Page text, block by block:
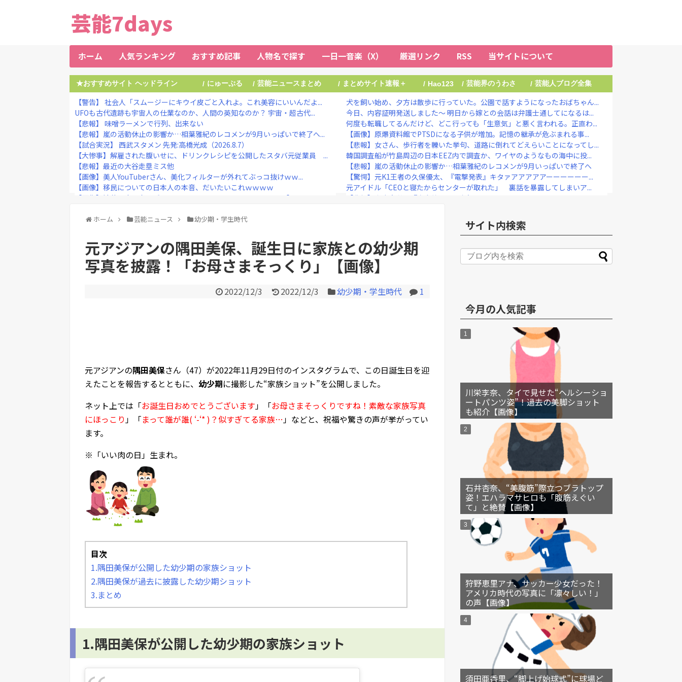
芸能7days
ホーム 人気ランキング おすすめ記事 人物名で探す 一日一音楽（X） 厳選リンク RSS 当サイトについて
★おすすめサイト ヘッドライン / にゅーぷる / 芸能ニュースまとめ / まとめサイト速報＋ / Hao123 / 芸能界のうわさ / 芸能人ブログ全集
【警告】 社会人「スムージーにキウイ皮ごと入れよ。これ美容にいいんだよ...
UFOも古代遺跡も宇宙人の仕業なのか、人間の英知なのか？ 宇宙・超古代...
【悲報】 味噌ラーメンで行列、出来ない
【悲報】嵐の活動休止の影響か…相葉雅紀のレコメンが9月いっぱいで終了へ...
【試合実況】 西武スタメン 先発:高橋光成（2026.8.7）
【大惨事】解雇された腹いせに、ドリンクレシピを公開したスタバ元従業員 ...
【悲報】最近の大谷走塁ミス他
【画像】美人YouTuberさん、美化フィルターが外れてぶっコ抜けｗｗ...
【画像】移民についての日本人の本音、だいたいこれｗｗｗｗ
【画像】渋谷に古き良きギャル、現るｗｗｗｗｗｗｗｗｗｗｗｗ 【Pick...
【動画】動きがキレッキレすぎるJKアイドル、見つかるｗｗｗｗ
Powered by livedoor 相互RSS
犬を飼い始め、夕方は散歩に行っていた。公園で話すようになったおばちゃん...
今日、内容証明発送しました～ 明日から嫁との会話は弁護士通してになるは...
何度も転職してるんだけど、どこ行っても「生意気」と悪く言われる。正直わ...
【画像】原爆資料館でPTSDになる子供が増加。記憶の継承が危ぶまれる事...
【悲報】女さん、歩行者を轢いた挙句、道路に倒れてどえらいことになってし...
韓国調査船が竹島周辺の日本EEZ内で調査か、ワイヤのようなもの海中に投...
【悲報】嵐の活動休止の影響か…相葉雅紀のレコメンが9月いっぱいで終了へ
【驚愕】元K1王者の久保優太、『電撃発表』キタァアアアアアーーーーーー...
元アイドル「CEOと寝たからセンターが取れた」 裏話を暴露してしまいア...
【悲報】東京大学、『完全終了』のお知らせ・・・・
“テレビ大好き”高齢者の｢テレビ離れ｣が始まった…10代後半～20代の...
Powered by livedoor 相互RSS
ホーム 芸能ニュース 幼少期・学生時代
元アジアンの隅田美保、誕生日に家族との幼少期
写真を披露！「お母さまそっくり」【画像】
2022/12/3 2022/12/3 幼少期・学生時代 1
元アジアンの隅田美保さん（47）が2022年11月29日付のインスタグラムで、この日誕生日を迎
えたことを報告するとともに、 幼少期に撮影した“家族ショット”を公開しました。
ネット上では「お誕生日おめでとうございます 」「お母さまそっくりですね！素敵な家族写真
にほっこり 」「まって誰が誰( ‘-‘* )？似すぎてる家族… 」などと、祝福や驚きの声が挙がってい
ます。
※「いい肉の日」生まれ。
目次
1.隅田美保が公開した幼少期の家族ショット
2.隅田美保が過去に披露した幼少期ショット
3.まとめ
1.隅田美保が公開した幼少期の家族ショット
サイト内検索
今月の人気記事
川栄李奈、タイで見せた“ヘルシーショ
ートパンツ姿”！過去の美脚ショット
も紹介【画像】
石井杏奈、“美腹筋”際立つブラトップ
姿！エハラマサヒロも「腹筋えぐい
て」と絶賛【画像】
狩野恵里アナ、サッカー少女だった！
アメリカ時代の写真に「凛々しい！」
の声【画像】
須田亜香里、“脚上げ始球式”に球場ど